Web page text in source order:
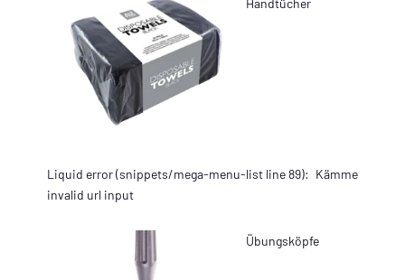
Liquid error (snippets/mega-menu-list line 89):
invalid url input
Kämme
Übungsköpfe